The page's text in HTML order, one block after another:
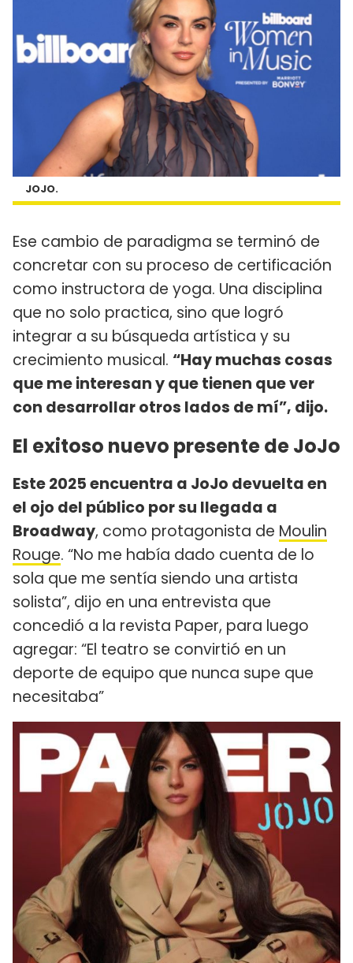
JOJO.
Ese cambio de paradigma se terminó de
concretar con su proceso de certificación
como instructora de yoga. Una disciplina
que no solo practica, sino que logró
integrar a su búsqueda artística y su
crecimiento musical. “Hay muchas cosas
que me interesan y que tienen que ver
con desarrollar otros lados de mí”, dijo.
El exitoso nuevo presente de JoJo
Este 2025 encuentra a JoJo devuelta en
el ojo del público por su llegada a
Broadway, como protagonista de Moulin
Rouge. “No me había dado cuenta de lo
sola que me sentía siendo una artista
solista”, dijo en una entrevista que
concedió a la revista Paper, para luego
agregar: “El teatro se convirtió en un
deporte de equipo que nunca supe que
necesitaba”